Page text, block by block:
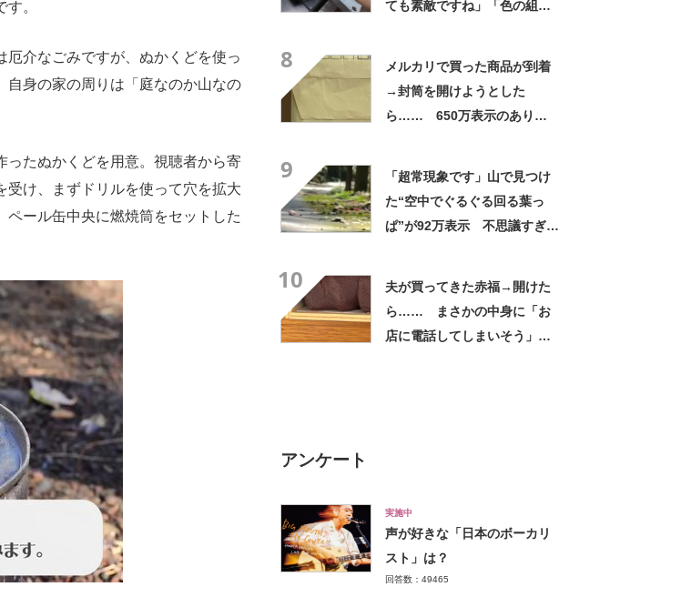
。
介なごみですが、ぬかくどを使っ
自身の家の周りは「庭なのか山なの
たぬかくどを用意。視聴者から寄
け、まずドリルを使って穴を拡大
ペール缶中央に燃焼筒をセットした
ても素敵ですね」「色の組み
8
メルカリで買った商品が到着
→封筒を開けようとした
ら…… 650万表示のありえ
9
「超常現象です」山で見つけ
た“空中でぐるぐる回る葉っ
ぱ”が92万表示 不思議すぎる
10
夫が買ってきた赤福→開けた
ら…… まさかの中身に「お
店に電話してしまいそう」
アンケート
実施中
声が好きな「日本のボーカリ
スト」は？
回答数：49465